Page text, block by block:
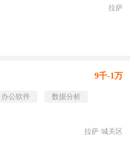
拉萨
9千-1万
办公软件
数据分析
拉萨·城关区